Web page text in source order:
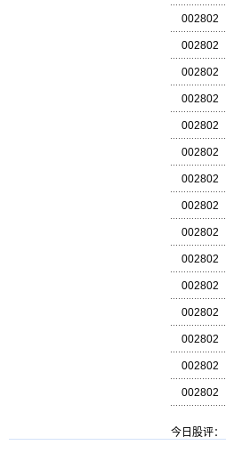
002802
002802
002802
002802
002802
002802
002802
002802
002802
002802
002802
002802
002802
002802
002802
今日股评：